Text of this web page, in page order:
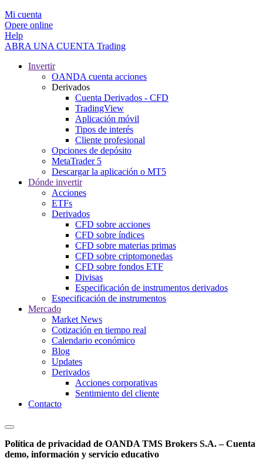
Mi cuenta
Opere online
Help
ABRA UNA CUENTA Trading
Invertir
OANDA cuenta acciones
Derivados
Cuenta Derivados - CFD
TradingView
Aplicación móvil
Tipos de interés
Cliente profesional
Opciones de depósito
MetaTrader 5
Descargar la aplicación o MT5
Dónde invertir
Acciones
ETFs
Derivados
CFD sobre acciones
CFD sobre índices
CFD sobre materias primas
CFD sobre criptomonedas
CFD sobre fondos ETF
Divisas
Especificación de instrumentos derivados
Especificación de instrumentos
Mercado
Market News
Cotización en tiempo real
Calendario económico
Blog
Updates
Derivados
Acciones corporativas
Sentimiento del cliente
Contacto
Política de privacidad de OANDA TMS Brokers S.A. – Cuenta
demo, información y servicio educativo